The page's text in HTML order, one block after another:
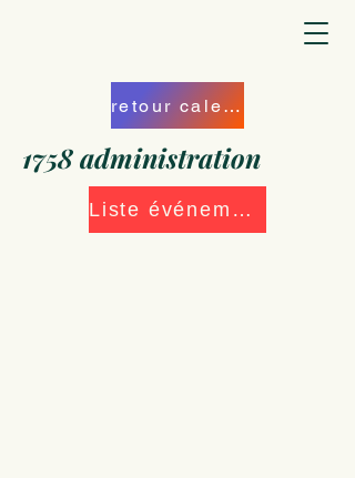
retour calendrier
1758 administration
Liste événements